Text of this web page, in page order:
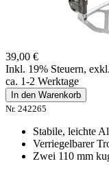
39,00 €
Inkl. 19% Steuern, exkl.
ca. 1-2 Werktage
In den Warenkorb
Nr. 242265
Stabile, leichte
Verriegelbarer
Zwei 110 mm